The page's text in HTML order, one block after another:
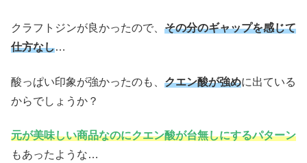
クラフトジンが良かったので、 その分のギャップを感じて
仕方なし…
酸っぱい印象が強かったのも、 クエン酸が強めに出ている
からでしょうか？
元が美味しい商品なのにクエン酸が台無しにするパターン
もあったような…